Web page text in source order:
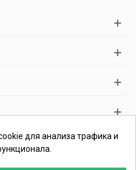
номер записи в ЕГР 2 673 000
Проверить ФЛП
для анализа трафика и